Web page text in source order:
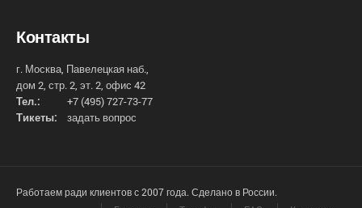
Контакты
г. Москва, Павелецкая наб.,
дом 2, стр. 2, эт. 2, офис 42
Тел.:
+7 (495) 727-73-77
Тикеты:
задать вопрос
Работаем ради клиентов с 2007 года. Сделано в России.